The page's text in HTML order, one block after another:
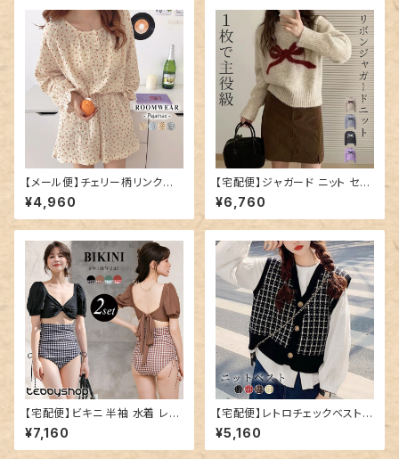
【メール便】チェリー柄リンクル
ルームウエア／roomwear116
¥4,960
【宅配便】ジャガード ニット セー
ター リボン レディース／tops2
170
¥6,760
【宅配便】ビキニ 半袖 水着 レデ
ィース パフスリーブ／hys320
9
¥7,160
【宅配便】レトロチェックベスト／
tops1532
¥5,160